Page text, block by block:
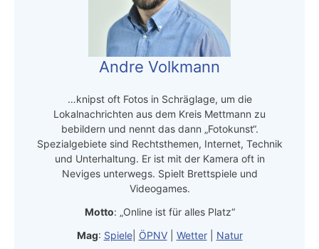
Andre Volkmann
…knipst oft Fotos in Schräglage, um die
Lokalnachrichten aus dem Kreis Mettmann zu
bebildern und nennt das dann „Fotokunst“.
Spezialgebiete sind Rechtsthemen, Internet, Technik
und Unterhaltung. Er ist mit der Kamera oft in
Neviges unterwegs. Spielt Brettspiele und
Videogames.
Motto: „Online ist für alles Platz“
Mag: Spiele| ÖPNV| Wetter| Natur